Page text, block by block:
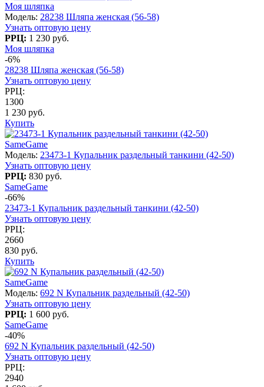
Моя шляпка
Модель: 28238 Шляпа женская (56-58)
Узнать оптовую цену
РРЦ: 1 230 руб.
Моя шляпка
-6%
28238 Шляпа женская (56-58)
Узнать оптовую цену
РРЦ:
1300
1 230 руб.
Купить
SameGame
Модель: 23473-1 Купальник раздельный танкини (42-50)
Узнать оптовую цену
РРЦ: 830 руб.
SameGame
-66%
23473-1 Купальник раздельный танкини (42-50)
Узнать оптовую цену
РРЦ:
2660
830 руб.
Купить
SameGame
Модель: 692 N Купальник раздельный (42-50)
Узнать оптовую цену
РРЦ: 1 600 руб.
SameGame
-40%
692 N Купальник раздельный (42-50)
Узнать оптовую цену
РРЦ:
2940